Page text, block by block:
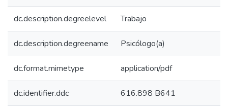
dc.description.degreelevel Trabajo
dc.description.degreename Psicólogo(a)
dc.format.mimetype application/pdf
dc.identifier.ddc 616.898 B641